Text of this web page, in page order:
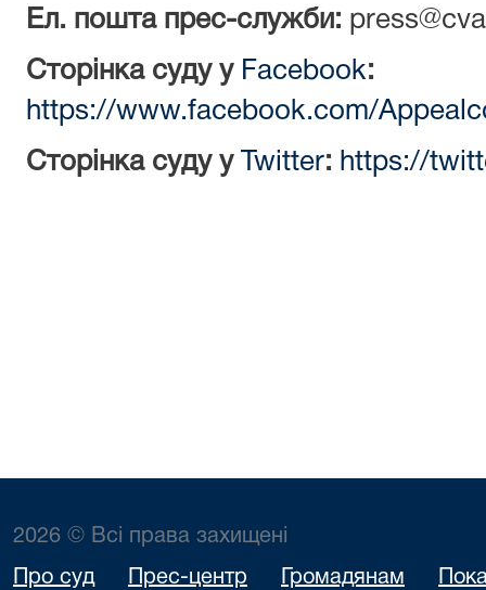
Ел. пошта прес-служби:
Сторінка суду у Facebook:
https://www.facebook.com/
Сторінка суду у
Twitter: https://
2026 © Всі права захищені
Про суд Прес-центр Громадянам